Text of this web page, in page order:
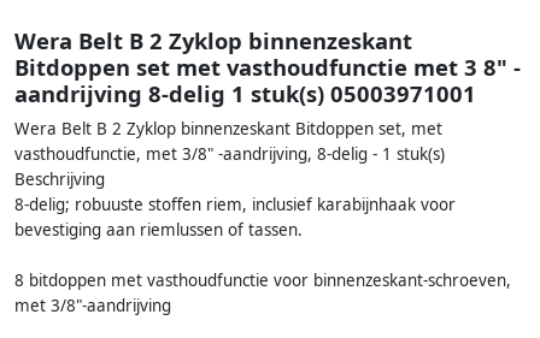
Wera Belt B 2 Zyklop binnenzeskant
Bitdoppen set met vasthoudfunctie met 3 8" -
aandrijving 8-delig 1 stuk(s) 05003971001
Wera Belt B 2 Zyklop binnenzeskant Bitdoppen set, met
vasthoudfunctie, met 3/8" -aandrijving, 8-delig - 1 stuk(s)
Beschrijving
8-delig; robuuste stoffen riem, inclusief karabijnhaak voor
bevestiging aan riemlussen of tassen.
8 bitdoppen met vasthoudfunctie voor binnenzeskant-schroeven,
met 3/8"-aandrijving